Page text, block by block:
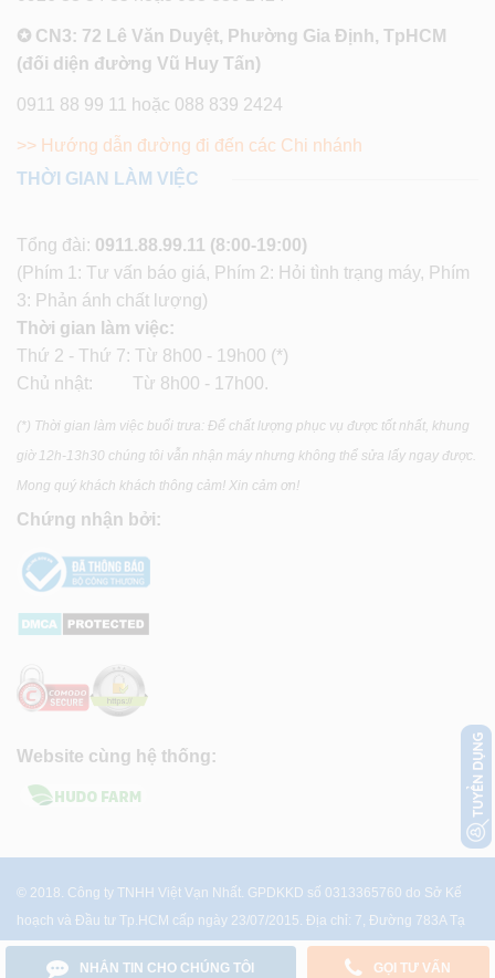
✪ CN3: 72 Lê Văn Duyệt, Phường Gia Định, TpHCM
(đối diện đường Vũ Huy Tấn)
0911 88 99 11 hoặc 088 839 2424
>> Hướng dẫn đường đi đến các Chi nhánh
THỜI GIAN LÀM VIỆC
Tổng đài: 0911.88.99.11 (8:00-19:00)
(Phím 1: Tư vấn báo giá, Phím 2: Hỏi tình trạng máy, Phím
3: Phản ánh chất lượng)
Thời gian làm việc:
Thứ 2 - Thứ 7: Từ 8h00 - 19h00 (*)
Chủ nhật: Từ 8h00 - 17h00.
(*) Thời gian làm việc buổi trưa: Để chất lượng phục vụ được tốt nhất, khung
giờ 12h-13h30 chúng tôi vẫn nhận máy nhưng không thể sửa lấy ngay được.
Mong quý khách khách thông cảm! Xin cảm ơn!
Chứng nhận bởi:
Website cùng hệ thống:
© 2018. Công ty TNHH Việt Vạn Nhất. GPDKKD số 0313365760 do Sở Kế
hoạch và Đầu tư Tp.HCM cấp ngày 23/07/2015. Địa chỉ: 7, Đường 783A Tạ
Quang Bửu, P.4, Q.8, Tp.HCM
NHẮN TIN CHO CHÚNG TÔI
GỌI TƯ VẤN